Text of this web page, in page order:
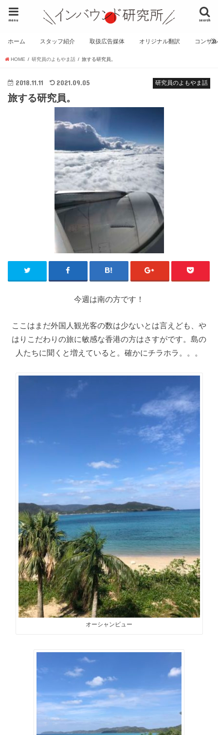
search
menu
ホーム スタッフ紹介 取扱広告媒体 オリジナル翻訳 コンサ
HOME 研究員のよもやま話 旅する研究員。
研究員のよもやま話
2018.11.11 2021.09.05
旅する研究員。
今週は南の方です！
ここはまだ外国人観光客の数は少ないとは言えども、や
はりこだわりの旅に敏感な香港の方はさすがです。島の
人たちに聞くと増えていると。確かにチラホラ。。。
オーシャンビュー